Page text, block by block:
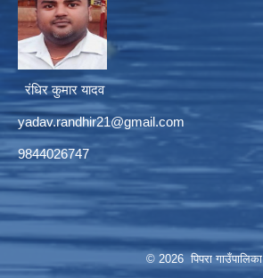
रंधिर कुमार यादव
yadav.randhir21@gmail.com
9844026747
© 2026 पिपरा गाउँपालिका